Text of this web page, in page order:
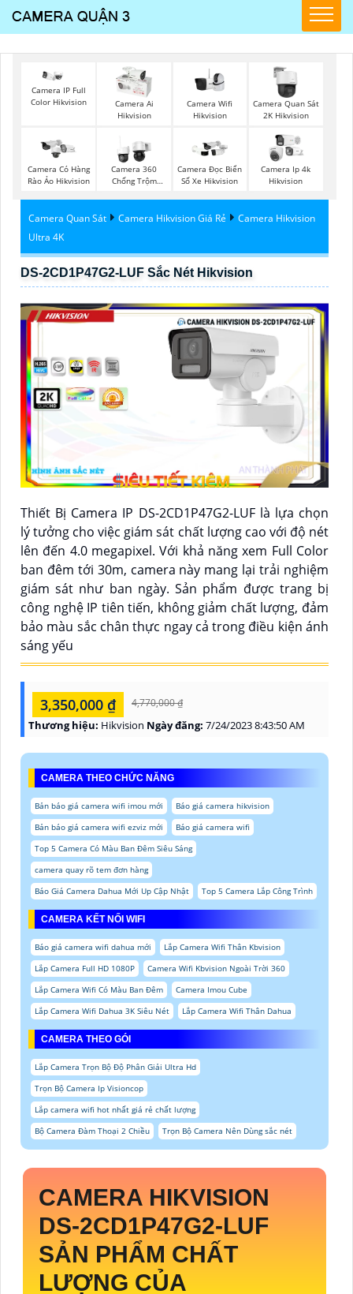
Camera IP Full
Color Hikvision
Camera Ai
Hikvision
Camera Wifi
Hikvision
Camera Quan Sát
2K Hikvision
Camera Có Hàng
Rào Ảo Hikvision
Camera 360
Chống Trộm
Camera Đọc Biển
Số Xe Hikvision
Camera Ip 4k
Hikvision
Camera Quan Sát Camera Hikvision Giá Rẻ
Camera Hikvision
Ultra 4K
DS-2CD1P47G2-LUF Sắc Nét Hikvision
Thiết Bị Camera IP DS-2CD1P47G2-LUF là lựa chọn
lý tưởng cho việc giám sát chất lượng cao với độ nét
lên đến 4.0 megapixel. Với khả năng xem Full Color
ban đêm tới 30m, camera này mang lại trải nghiệm
giám sát như ban ngày. Sản phẩm được trang bị
công nghệ IP tiên tiến, không giảm chất lượng, đảm
bảo màu sắc chân thực ngay cả trong điều kiện ánh
sáng yếu
3,350,000 ₫ 4,770,000 ₫
Thương hiệu: Hikvision Ngày đăng: 7/24/2023 8:43:50 AM
CAMERA THEO CHỨC NĂNG
Bản báo giá camera wifi imou mới
Báo giá camera hikvision
Bản báo giá camera wifi ezviz mới
Báo giá camera wifi
Top 5 Camera Có Màu Ban Đêm Siêu Sáng
camera quay rõ tem đơn hàng
Báo Giá Camera Dahua Mới Up Cập Nhật
Top 5 Camera Lắp Công Trình
CAMERA KẾT NỐI WIFI
Báo giá camera wifi dahua mới
Lắp Camera Wifi Thân Kbvision
Lắp Camera Full HD 1080P
Camera Wifi Kbvision Ngoài Trời 360
Lắp Camera Wifi Có Màu Ban Đêm
Camera Imou Cube
Lắp Camera Wifi Dahua 3K Siêu Nét
Lắp Camera Wifi Thân Dahua
CAMERA THEO GÓI
Lắp Camera Trọn Bộ Độ Phân Giải Ultra Hd
Trọn Bộ Camera Ip Visioncop
Lắp camera wifi hot nhất giá rẻ chất lượng
Bộ Camera Đàm Thoại 2 Chiều
Trọn Bộ Camera Nên Dùng sắc nét
CAMERA HIKVISION
DS-2CD1P47G2-LUF
SẢN PHẨM CHẤT
LƯỢNG CỦA